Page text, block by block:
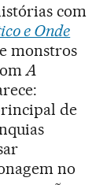
com
e Onde
monstros
A
de
no